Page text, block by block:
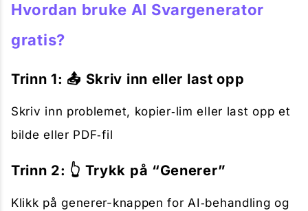
Hvordan bruke AI Svargenerator
gratis?
Trinn 1: 📤 Skriv inn eller last opp
Skriv inn problemet, kopier‑lim eller last opp et
bilde eller PDF‑fil
Trinn 2: 👆 Trykk på “Generer”
Klikk på generer-knappen for AI‑behandling og